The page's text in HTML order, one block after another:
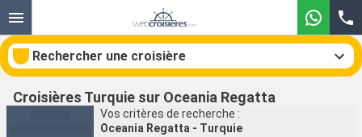
Rechercher une croisière
Croisières Turquie sur Oceania Regatta
Vos critères de recherche :
Oceania Regatta - Turquie